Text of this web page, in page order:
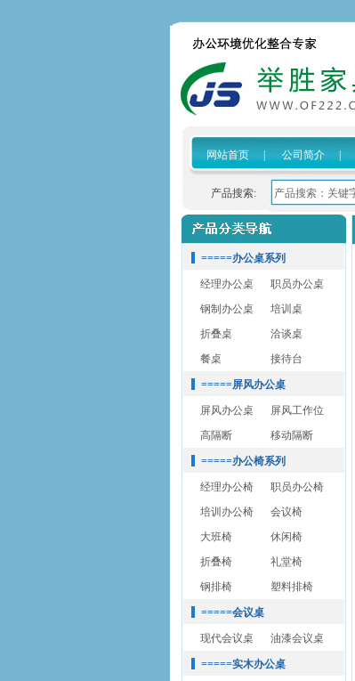
网站首页 公司简介
产品搜索:
=====办公桌系列
经理办公桌
职员办公桌
钢制办公桌
培训桌
折叠桌
洽谈桌
餐桌
接待台
=====屏风办公桌
屏风办公桌
屏风工作位
高隔断
移动隔断
=====办公椅系列
经理办公椅
职员办公椅
培训办公椅
会议椅
大班椅
休闲椅
折叠椅
礼堂椅
钢排椅
塑料排椅
=====会议桌
现代会议桌 油漆会议桌
=====实木办公桌